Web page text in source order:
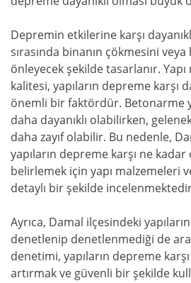
Depremin etkilerine karşı
sırasında binanın çökmesini
önleyecek şekilde tasarlanır.
kalitesi, yapıların depreme karşı
önemli bir faktördür. Betonarme
daha dayanıklı olabilirken,
daha zayıf olabilir. Bu nedenle,
yapıların depreme karşı ne kadar
belirlemek için yapı malzemeleri
detaylı bir şekilde
Ayrıca, Damal ilçesindeki
denetlenip denetlenmediği de
denetimi, yapıların depreme karşı
artırmak ve güvenli bir şekilde